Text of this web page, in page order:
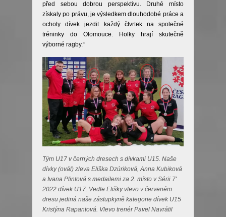
před sebou dobrou perspektivu. Druhé místo
získaly po právu, je výsledkem dlouhodobé práce a
ochoty dívek jezdit každý čtvrtek na společné
tréninky do Olomouce. Holky hrají skutečně
výborné ragby.“
Tým U17 v černých dresech s dívkami U15. Naše
dívky (ovál) zleva Eliška Dzúriková, Anna Kubiková
a Ivana Plintová s medailemi za 2. místo v Sérii 7′
2022 dívek U17. Vedle Elišky vlevo v červeném
dresu jediná naše zástupkyně kategorie dívek U15
Kristýna Rapantová. Vlevo trenér Pavel Navrátil